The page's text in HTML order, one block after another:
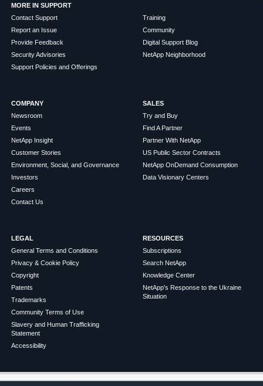
MORE IN SUPPORT
Contact Support
Report an Issue
Provide Feedback
Security Advisories
Support Policies and Offerings
Training
Community
Digital Support Blog
NetApp Neighborhood
COMPANY
Newsroom
Events
NetApp Insight
Customer Stories
Environment, Social, and Governance
Investors
Careers
Contact Us
SALES
Try and Buy
Find A Partner
Partner With NetApp
US Public Sector Contracts
NetApp OnDemand Consumption
Data Visionary Centers
LEGAL
General Terms and Conditions
Privacy & Cookie Policy
Copyright
Patents
Trademarks
Community Terms of Use
Slavery and Human Trafficking
Statement
Accessibility
RESOURCES
Subscriptions
Search NetApp
Knowledge Center
NetApp's Response to the Ukraine
Situation